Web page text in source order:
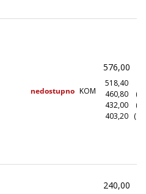
nedostupno KOM
576,00
518,40
460,80
432,00
403,20
240,00